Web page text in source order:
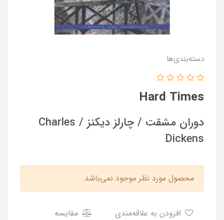
دسته‌بندی‌ها
Hard Times
دوران مشقت / چارلز دیکنز / Charles
Dickens
محصول مورد نظر موجود نمی‌باشد.
مقایسه